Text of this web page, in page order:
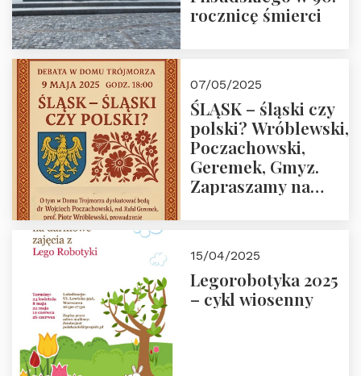
rocznicę śmierci
07/05/2025
ŚLĄSK – śląski czy
polski? Wróblewski,
Poczachowski,
Geremek, Gmyz.
Zapraszamy na
Trójmorza.
15/04/2025
Legorobotyka 2025
– cykl wiosenny